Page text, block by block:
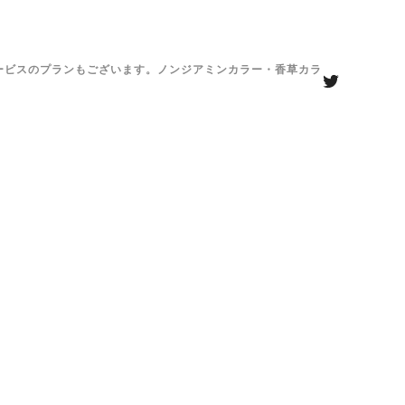
のプランもございます。ノンジアミンカラー・香草カラ